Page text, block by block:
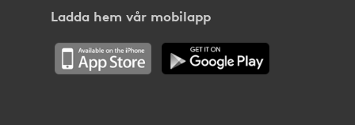
Ladda hem vår mobilapp